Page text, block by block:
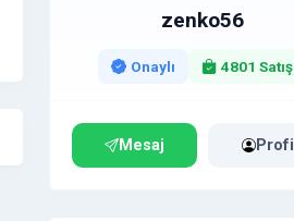
zenko56
Onaylı 4801 Satış
Mesaj Profil